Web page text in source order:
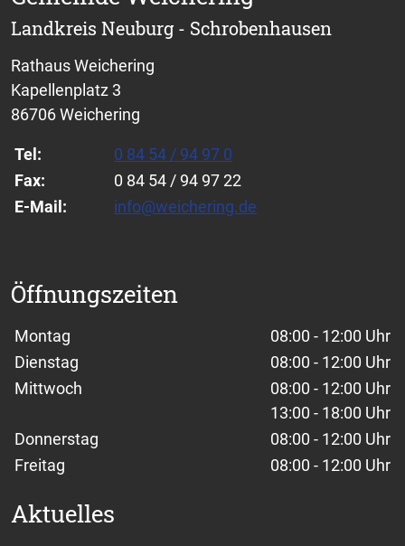
Landkreis Neuburg - Schrobenhausen
Rathaus Weichering
Kapellenplatz 3
86706 Weichering
Tel:
0 84 54 / 94 97 0
Fax:
0 84 54 / 94 97 22
E-Mail:
info@weichering.de
Öffnungszeiten
Wochentage / Monate
Öffnungszeiten / Hinweise
Montag
08:00 - 12:00 Uhr
Dienstag
08:00 - 12:00 Uhr
Mittwoch
08:00 - 12:00 Uhr
13:00 - 18:00 Uhr
Donnerstag
08:00 - 12:00 Uhr
Freitag
08:00 - 12:00 Uhr
Aktuelles